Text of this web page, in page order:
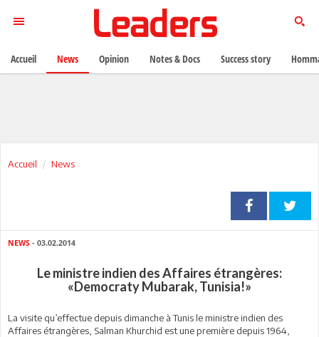
Accueil News
NEWS - 03.02.2014
Le ministre indien des Affaires étrangères:
«Democraty Mubarak, Tunisia!»
La visite qu’effectue depuis dimanche à Tunis le ministre indien des
Affaires étrangères, Salman Khurchid est une première depuis 1964,
Accueil News Opinion Notes & Docs Success story